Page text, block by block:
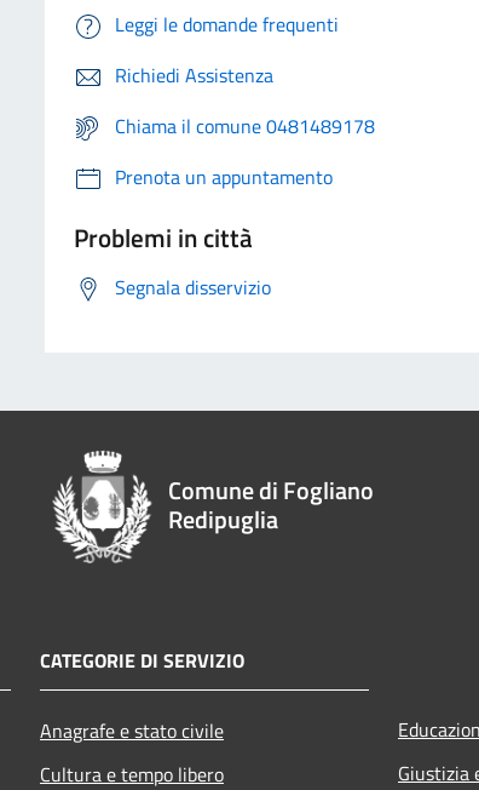
Leggi le domande frequenti
Richiedi Assistenza
Chiama il comune 0481489178
Prenota un appuntamento
Problemi in città
Segnala disservizio
Comune di Fogliano
Redipuglia
CATEGORIE DI SERVIZIO
Anagrafe e stato civile
Cultura e tempo libero
Giustizia